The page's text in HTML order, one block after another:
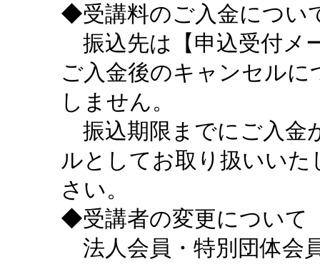
◆受講料のご入金につい
振込先は【申込受付メ
ご入金後のキャンセル
しません。
振込期限までにご入金
ルとしてお取り扱いい
さい。
◆受講者の変更について
法人会員・特別団体会